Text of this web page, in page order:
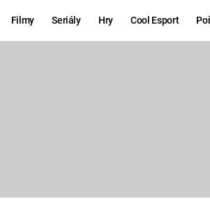
Filmy Seriály Hry Cool Esport